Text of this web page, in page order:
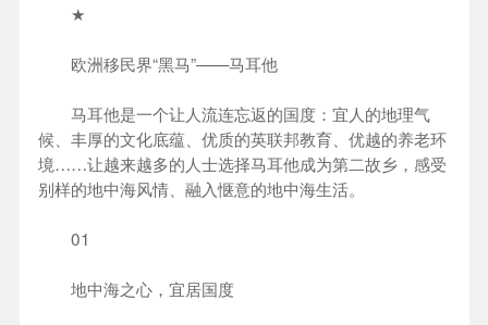
★
欧洲移民界“黑马”——马耳他
马耳他是一个让人流连忘返的国度：宜人的地理气
候、丰厚的文化底蕴、优质的英联邦教育、优越的养老环
境……让越来越多的人士选择马耳他成为第二故乡，感受
别样的地中海风情、融入惬意的地中海生活。
01
地中海之心，宜居国度